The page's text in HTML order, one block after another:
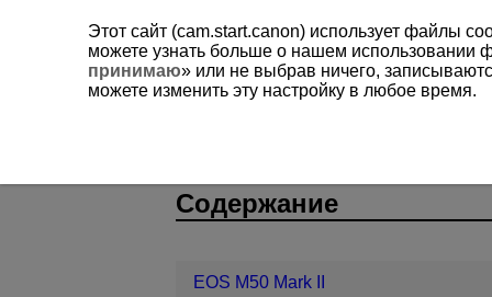
EOS M50 Mark II Подготовка и
Содержание
EOS M50 Mark II
Этот сайт (cam.start.canon) использует файлы
можете узнать больше о нашем использовании
принимаю» или не выбрав ничего,
можете изменить эту настройку в любое время.